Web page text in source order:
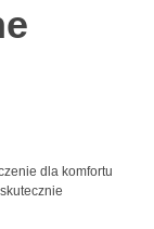
dla komfortu